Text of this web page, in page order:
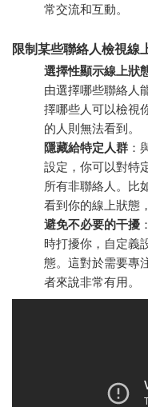
常交流和互動。
限制某些聯絡人檢視線
選擇性顯示線上狀
由選擇哪些聯絡人
擇哪些人可以檢視
的人則無法看到。
隱藏給特定人群 ：
設定，你可以對特
所有非聯絡人。比
看到你的線上狀態
避免不必要的干擾
時打擾你，自定義
態。這對於需要專
者來說非常有用。